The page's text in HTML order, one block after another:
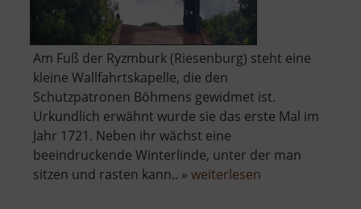
Am Fuß der Ryzmburk (Riesenburg) steht eine
kleine Wallfahrtskapelle, die den
Schutzpatronen Böhmens gewidmet ist.
Urkundlich erwähnt wurde sie das erste Mal im
Jahr 1721. Neben ihr wächst eine
beeindruckende Winterlinde, unter der man
sitzen und rasten kann.. » weiterlesen